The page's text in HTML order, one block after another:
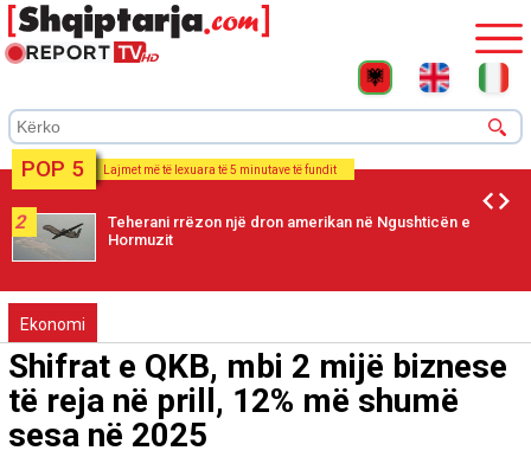
POP 5 Lajmet më të lexuara të 5 minutave të fundit
2
Teherani rrëzon një dron amerikan në Ngushticën e
Hormuzit
Ekonomi
Shifrat e QKB, mbi 2 mijë biznese
të reja në prill, 12% më shumë
sesa në 2025